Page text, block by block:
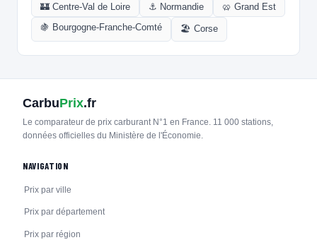
🏰 Centre-Val de Loire
⚓ Normandie
🥨 Grand Est
🍇 Bourgogne-Franche-Comté
🏖️ Corse
CarbuPrix.fr
Le comparateur de prix carburant N°1 en France. 11 000 stations,
données officielles du Ministère de l'Économie.
NAVIGATION
Prix par ville
Prix par département
Prix par région